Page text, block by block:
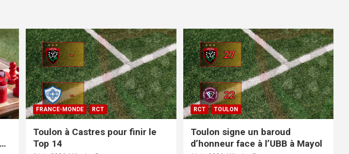
FRANCE-MONDE RCT
Toulon à Castres pour finir le
Top 14
RCT TOULON
Toulon signe un baroud
d’honneur face à l’UBB à Mayol